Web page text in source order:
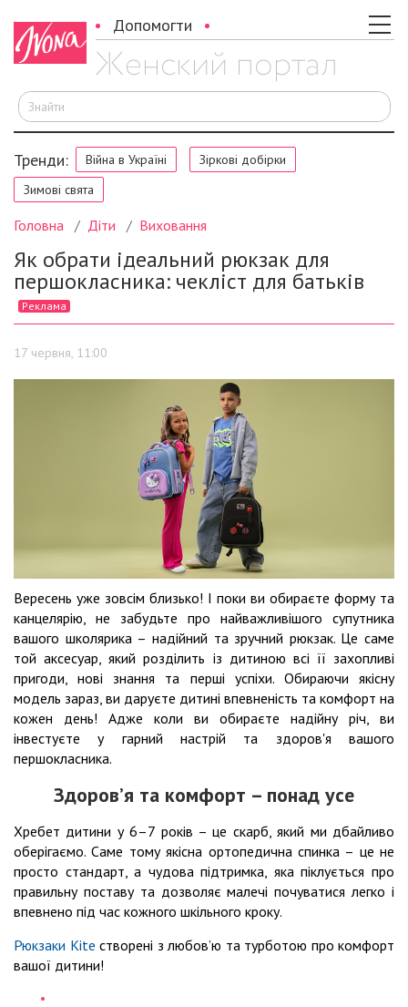
Допомогти
Тренди: Війна в Україні
Зіркові добірки
Зимові свята
Головна Діти Виховання
Як обрати ідеальний рюкзак для
першокласника: чекліст для батьків
Реклама
17 червня, 11:00
Вересень уже зовсім близько! І поки ви обираєте форму та
канцелярію, не забудьте про найважливішого супутника
вашого школярика – надійний та зручний рюкзак. Це саме
той аксесуар, який розділить із дитиною всі її захопливі
пригоди, нові знання та перші успіхи. Обираючи якісну
модель зараз, ви даруєте дитині впевненість та комфорт на
кожен день! Адже коли ви обираєте надійну річ, ви
інвестуєте у гарний настрій та здоров'я вашого
першокласника.
Здоров’я та комфорт – понад усе
Хребет дитини у 6–7 років – це скарб, який ми дбайливо
оберігаємо. Саме тому якісна ортопедична спинка – це не
просто стандарт, а чудова підтримка, яка піклується про
правильну поставу та дозволяє малечі почуватися легко і
впевнено під час кожного шкільного кроку.
Рюкзаки Kite створені з любов’ю та турботою про комфорт
вашої дитини!